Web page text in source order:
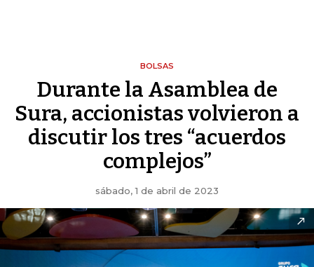
BOLSAS
Durante la Asamblea de
Sura, accionistas volvieron a
discutir los tres “acuerdos
complejos”
sábado, 1 de abril de 2023